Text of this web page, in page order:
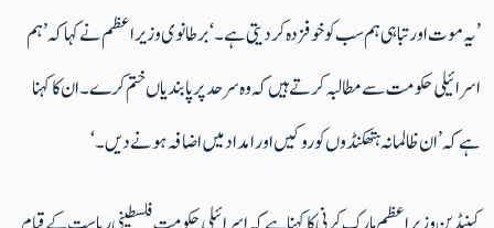
’یہ موت اور تباہی ہم سب کو خوفزدہ کر دیتی ہے۔‘ برطانوی وزیر اعظم نے کہا کہ ’ہم
اسرائیلی حکومت سے مطالبہ کرتے ہیں کہ وہ سرحد پر پابندیاں ختم کرے۔ ان کا کہنا
ہے کہ ’ان ظالمانہ ہتھکنڈوں کو روکیں اور امداد میں اضافہ ہونے دیں۔‘